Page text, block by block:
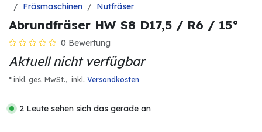
Fräsmaschinen
Nutfräser
Abrundfräser HW S8 D17,5 / R6 / 15°
0 Bewertung
Aktuell nicht verfügbar
* inkl. ges. MwSt., inkl. Versandkosten
2 Leute sehen sich das gerade an